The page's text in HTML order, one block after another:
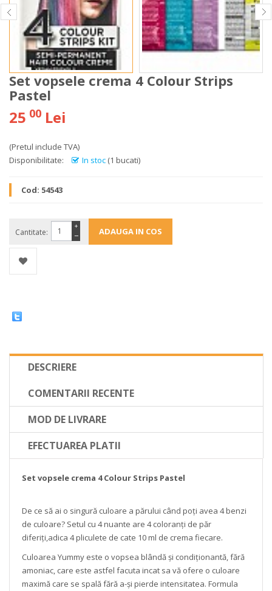
Set vopsele crema 4 Colour Strips
Pastel
25 00 Lei
(Pretul include TVA)
Disponibilitate:
In stoc (1 bucati)
Cod: 54543
Cantitate: −
+
DESCRIERE
COMENTARII RECENTE
MOD DE LIVRARE
EFECTUAREA PLATII
Set vopsele crema 4 Colour Strips Pastel
De ce să ai o singură culoare a părului când poți avea 4 benzi
de culoare? Setul cu 4 nuante are 4 coloranți de păr
diferiți,adica 4 pliculete de cate 10 ml de crema fiecare.
Culoarea Yummy este o vopsea blândă și condiționantă, fără
amoniac, care este astfel facuta incat sa vă ofere o culoare
maximă care se spală fără a-și pierde intensitatea. Formula